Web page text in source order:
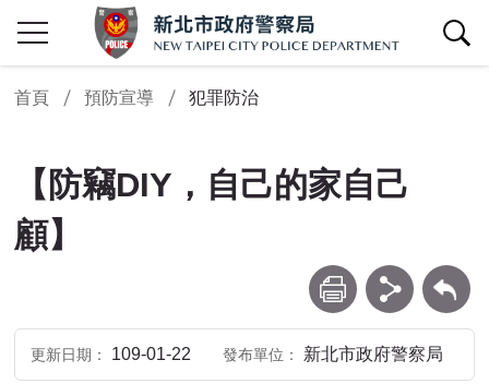
查詢區開關
首頁 預防宣導 犯罪防治
【防竊DIY，自己的家自己
顧】
列印 分享 回上一頁
更新日期 109-01-22 發布單位 新北市政府警察局